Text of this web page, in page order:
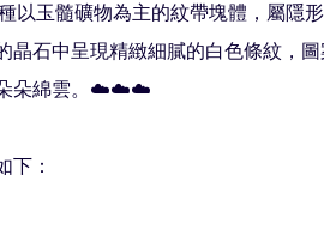
以玉髓礦物為主的紋帶塊體，屬隱
晶石中呈現精緻細膩的白色條紋，
朵朵綿雲。☁️☁️☁️
下：